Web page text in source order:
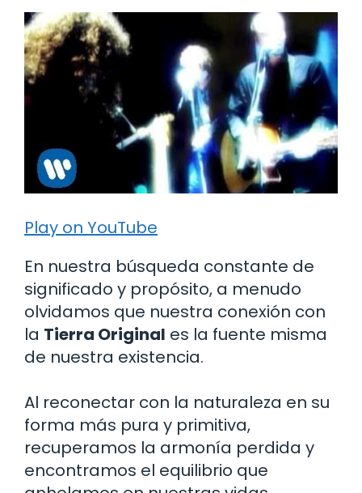
Play on YouTube
En nuestra búsqueda constante de
significado y propósito, a menudo
olvidamos que nuestra conexión con
la Tierra Original es la fuente misma
de nuestra existencia.
Al reconectar con la naturaleza en su
forma más pura y primitiva,
recuperamos la armonía perdida y
encontramos el equilibrio que